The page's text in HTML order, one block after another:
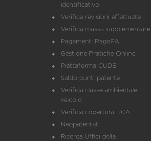
identificativo
Verifica revisioni effettuate
Verifica massa supplementare
Pagamenti PagoPA
Gestione Pratiche Online
Piattaforma CUDE
Saldo punti patente
Verifica classe ambientale
veicolo
Verifica copertura RCA
Neopatentati
Ricerca Uffici della